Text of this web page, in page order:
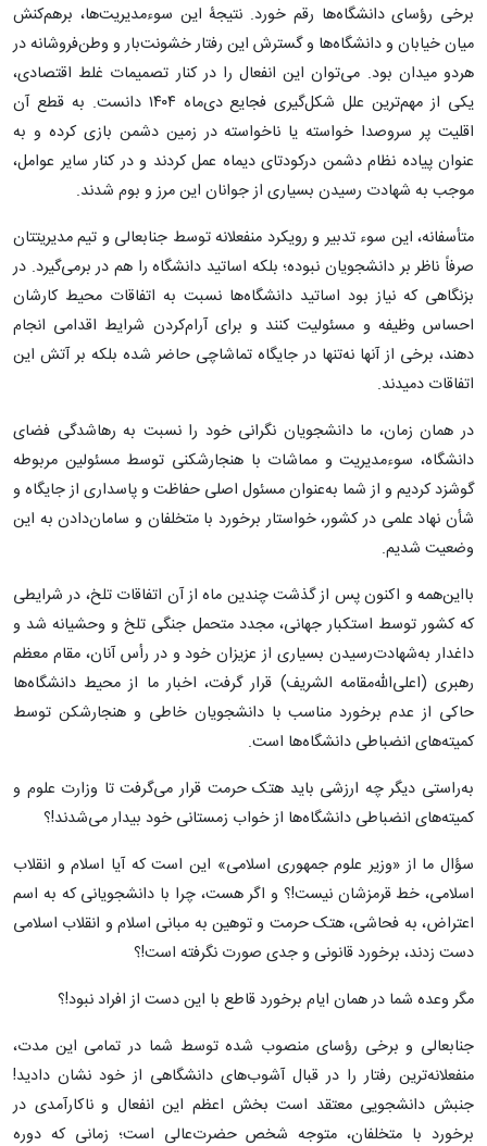
برخی رؤسای دانشگاه‌ها رقم خورد. نتیجۀ این سوءمدیریت‌ها، برهم‌کنش
میان خیابان و دانشگاه‌ها و گسترش این رفتار خشونت‌بار و وطن‌فروشانه در
هردو میدان بود. می‌توان این انفعال را در کنار تصمیمات غلط اقتصادی،
یکی از مهم‌ترین علل شکل‌گیری فجایع دی‌ماه ۱۴۰۴ دانست. به قطع آن
اقلیت پر سروصدا خواسته یا ناخواسته در زمین دشمن بازی کرده و به
عنوان پیاده نظام دشمن درکودتای دیماه عمل کردند و در کنار سایر عوامل،
موجب به شهادت رسیدن بسیاری از جوانان این مرز و بوم شدند.
متأسفانه، این سوء تدبیر و رویکرد منفعلانه توسط جنابعالی و تیم مدیریتتان
صرفاً ناظر بر دانشجویان نبوده؛ بلکه اساتید دانشگاه را هم در برمی‌گیرد. در
بزنگاهی که نیاز بود اساتید دانشگاه‌ها نسبت به اتفاقات محیط کارشان
احساس وظیفه و مسئولیت کنند و برای آرام‌کردن شرایط اقدامی انجام
دهند، برخی از آنها نه‌تنها در جایگاه تماشاچی حاضر شده بلکه بر آتش این
اتفاقات دمیدند.
در همان زمان، ما دانشجویان نگرانی خود را نسبت به رهاشدگی فضای
دانشگاه، سوءمدیریت و مماشات با هنجارشکنی توسط مسئولین مربوطه
گوشزد کردیم و از شما به‌عنوان مسئول اصلی حفاظت و پاسداری از جایگاه و
شأن نهاد علمی در کشور، خواستار برخورد با متخلفان و سامان‌دادن به این
وضعیت شدیم.
بااین‌همه و اکنون پس از گذشت چندین ماه از آن اتفاقات تلخ، در شرایطی
که کشور توسط استکبار جهانی، مجدد متحمل جنگی تلخ و وحشیانه شد و
داغدار به‌شهادت‌رسیدن بسیاری از عزیزان خود و در رأس آنان، مقام معظم
رهبری (اعلی‌الله‌مقامه الشریف) قرار گرفت، اخبار ما از محیط دانشگاه‌ها
حاکی از عدم برخورد مناسب با دانشجویان خاطی و هنجارشکن توسط
کمیته‌های انضباطی دانشگاه‌ها است.
به‌راستی دیگر چه ارزشی باید هتک حرمت قرار می‌گرفت تا وزارت علوم و
کمیته‌های انضباطی دانشگاه‌ها از خواب زمستانی خود بیدار می‌شدند!؟
سؤال ما از «وزیر علوم جمهوری اسلامی» این است که آیا اسلام و انقلاب
اسلامی، خط قرمزشان نیست!؟ و اگر هست، چرا با دانشجویانی که به اسم
اعتراض، به فحاشی، هتک حرمت و توهین به مبانی اسلام و انقلاب اسلامی
دست زدند، برخورد قانونی و جدی صورت نگرفته است!؟
مگر وعده شما در همان ایام برخورد قاطع با این دست از افراد نبود!؟
جنابعالی و برخی رؤسای منصوب شده توسط شما در تمامی این مدت،
منفعلانه‌ترین رفتار را در قبال آشوب‌های دانشگاهی از خود نشان دادید!
جنبش دانشجویی معتقد است بخش اعظم این انفعال و ناکارآمدی در
برخورد با متخلفان، متوجه شخص حضرت‌عالی است؛ زمانی که دوره